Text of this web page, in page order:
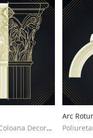
Poliuretan Coloana Decoratiuni Casa
Arc